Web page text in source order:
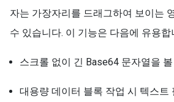
자는 가장자리를 드래그하여 보이는
수 있습니다. 이 기능은 다음에 유용합
스크롤 없이 긴 Base64 문자열을 볼
대용량 데이터 블록 작업 시 텍스트